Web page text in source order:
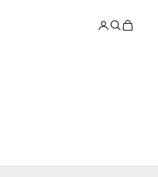
ログイン
検索カート